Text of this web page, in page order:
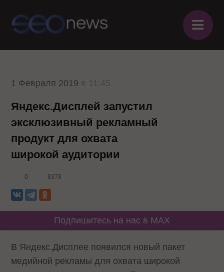
≡
1 Февраля 2019
Яндекс.Дисплей запустил
эксклюзивный рекламный
продукт для охвата
широкой аудитории
0 8378
Подпишитесь на нас в MAX
В Яндекс.Дисплее появился новый пакет
медийной рекламы для охвата широкой